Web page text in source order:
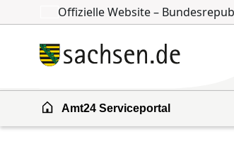
Zum Inhalt springen
Zur Suche springen
Offizielle Website –
Amt24 Serviceportal